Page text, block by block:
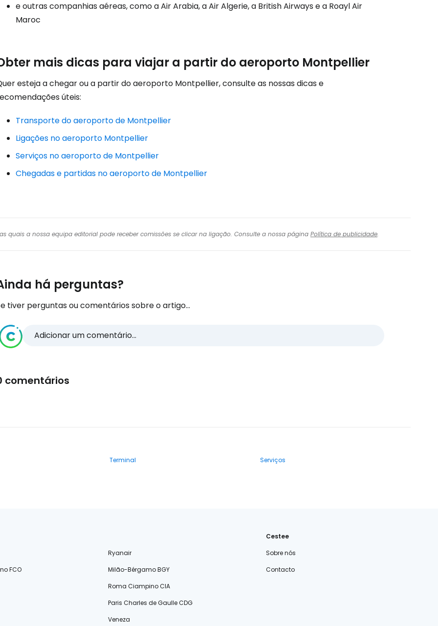
e outras companhias aéreas, como a Air Arabia, a Air Algerie, a British Airways e a Roayl Air
Maroc
mais dicas para viajar a partir do aeroporto Montpellier
esteja a chegar ou a partir do aeroporto Montpellier, consulte as nossas dicas e
úteis:
Transporte do aeroporto de Montpellier
Ligações no aeroporto Montpellier
Serviços no aeroporto de Montpellier
Chegadas e partidas no aeroporto de Montpellier
quais a nossa equipa editorial pode receber comissões se clicar na ligação. Consulte a nossa página Política de publicidade.
há perguntas?
tiver perguntas ou comentários sobre o artigo...
Adicionar um comentário...
comentários
Terminal Serviços
Ryanair
FCO
Milão-Bérgamo BGY
Roma Ciampino CIA
Paris Charles de Gaulle CDG
Veneza
Cestee
Sobre nós
Contacto